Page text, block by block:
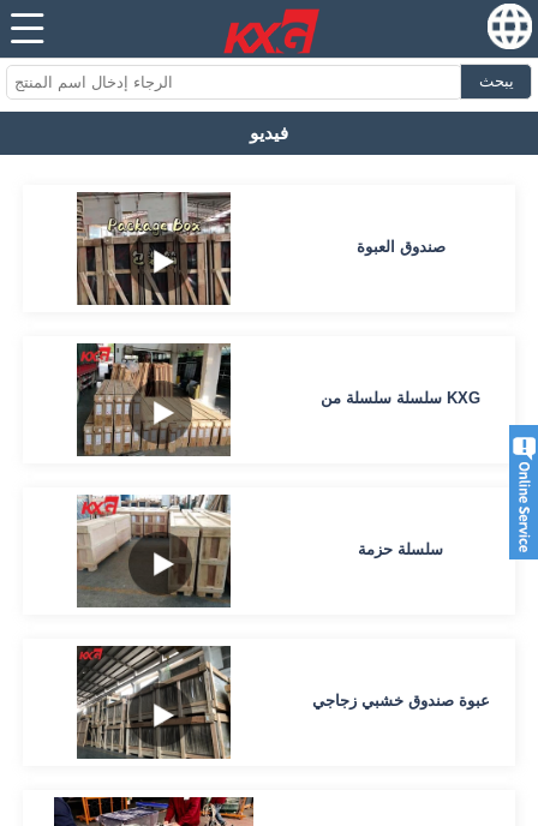
يبحث
فيديو
صندوق العبوة
سلسلة سلسلة من KXG
سلسلة حزمة
عبوة صندوق خشبي زجاجي